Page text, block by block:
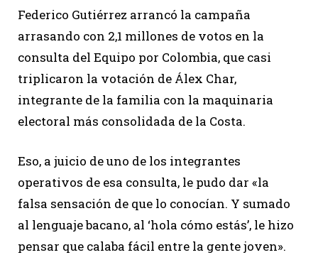
Federico Gutiérrez arrancó la campaña
arrasando con 2,1 millones de votos en la
consulta del Equipo por Colombia, que casi
triplicaron la votación de Álex Char,
integrante de la familia con la maquinaria
electoral más consolidada de la Costa.
Eso, a juicio de uno de los integrantes
operativos de esa consulta, le pudo dar «la
falsa sensación de que lo conocían. Y sumado
al lenguaje bacano, al ‘hola cómo estás’, le hizo
pensar que calaba fácil entre la gente joven».